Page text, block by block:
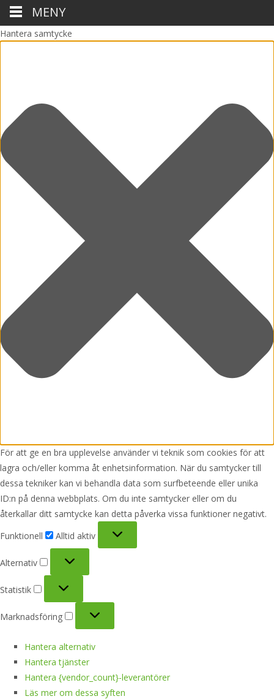
Hantera samtycke
För att ge en bra upplevelse använder vi teknik som cookies för att
lagra och/eller komma åt enhetsinformation. När du samtycker till
dessa tekniker kan vi behandla data som surfbeteende eller unika
ID:n på denna webbplats. Om du inte samtycker eller om du
återkallar ditt samtycke kan detta påverka vissa funktioner negativt.
Funktionell
Alltid aktiv
Alternativ
Statistik
Marknadsföring
Hantera alternativ
Hantera tjänster
Hantera {vendor_count}-leverantörer
Läs mer om dessa syften
MENY